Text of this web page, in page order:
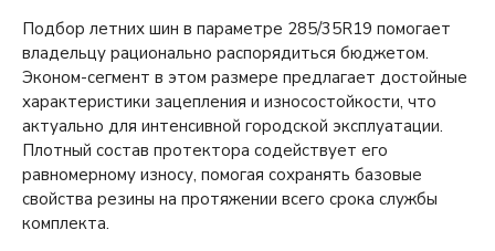
Подбор летних шин в параметре 285/35R19 помогает
владельцу рационально распорядиться бюджетом.
Эконом-сегмент в этом размере предлагает достойные
характеристики зацепления и износостойкости, что
актуально для интенсивной городской эксплуатации.
Плотный состав протектора содействует его
равномерному износу, помогая сохранять базовые
свойства резины на протяжении всего срока службы
комплекта.